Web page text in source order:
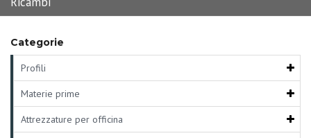
Categorie
Profili
Materie prime
Attrezzature per officina